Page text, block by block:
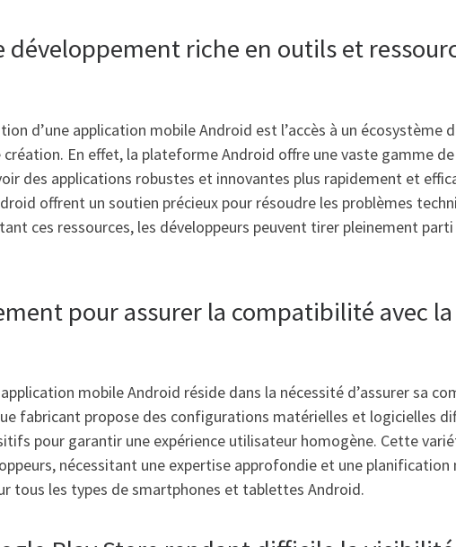
développement riche en outils et
d’une application mobile Android est l’accès à un
En effet, la plateforme Android offre une vaste gamme
des applications robustes et innovantes plus rapidement et
offrent un soutien précieux pour résoudre les problèmes
ces ressources, les développeurs peuvent tirer pleinement
pour assurer la compatibilité avec
mobile Android réside dans la nécessité d’assurer sa
fabricant propose des configurations matérielles et logicielles
pour garantir une expérience utilisateur homogène. Cette
nécessitant une expertise approfondie et une planification
tous les types de smartphones et tablettes Android.